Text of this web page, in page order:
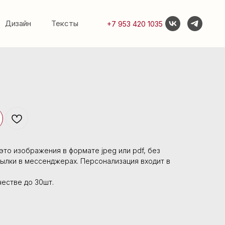
Дизайн Тексты +7 953 420 1035
изображения в формате jpeg или pdf, без
в мессенджерах. Персонализация входит в
до 30шт.